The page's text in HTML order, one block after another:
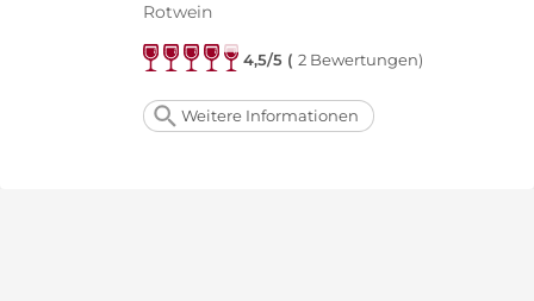
Rotwein
4,5/5 (2 Bewertungen)
Weitere Informationen